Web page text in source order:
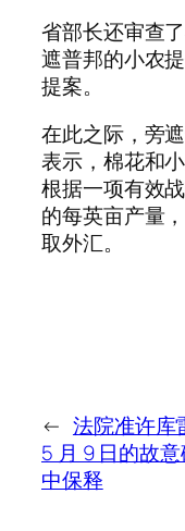
省部长还审查
遮普邦的小农
提案。
在此之际，旁
表示，棉花和
根据一项有效
的每英亩产量
取外汇。
← 法院准许库
5 月 9 日的故
中保释